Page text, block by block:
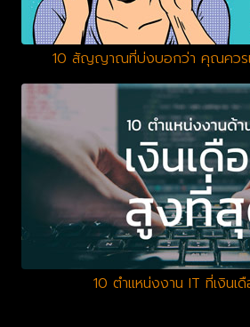
10 สัญญาณที่บ่งบอกว่า คุณควรเ
10 ตำแหน่งงาน IT ที่เงินเ